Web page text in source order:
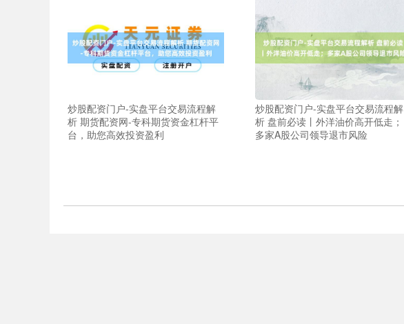
炒股配资门户-实盘平台交易流程解
析 期货配资网-专科期货资金杠杆平
台，助您高效投资盈利
炒股配资门户-实盘平台交易流程解
析 盘前必读丨外洋油价高开低走；
多家A股公司领导退市风险